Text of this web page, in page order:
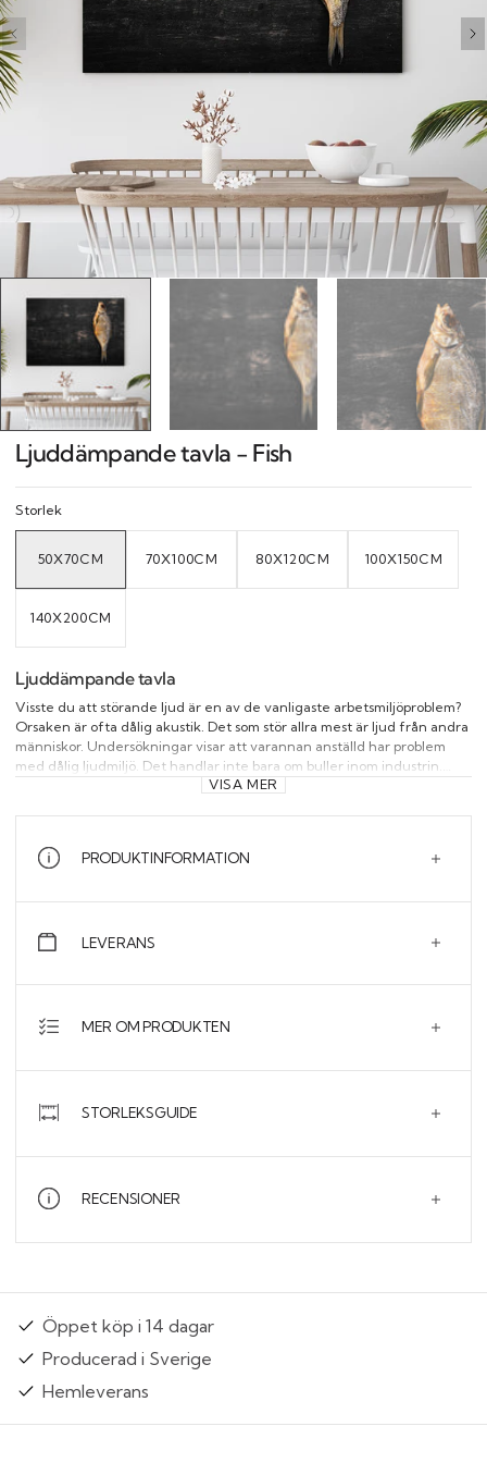
Ljuddämpande tavla - Fish
Storlek
50X70CM
VARIANT
OUT
UNAVAILABLE
70X100CM
VARIANT
OUT
80X120CM
VARIANT
OUT
100X150CM
VARIANT
OUT
140X200CM
VARIANT
OUT
UNAVAILABLE
Ljuddämpande tavla
Visste du att störande ljud är en av de vanligaste arbetsmiljöproblem?
Orsaken är ofta dålig akustik. Det som stör allra mest är ljud från andra
människor. Undersökningar visar att varannan anställd har problem
med dålig ljudmiljö. Det handlar inte bara om buller inom industrin.
Ljud som stör oss mest är ljud från andra människor, till exempel röster,
ljudmiljö med hjälp av väggabsorbenter!"
VISA MER
PRODUKTINFORMATION
LEVERANS
MER OM PRODUKTEN
STORLEKSGUIDE
RECENSIONER
Open
1
Öppet köp i 14 dagar
Producerad i Sverige
Hemleverans